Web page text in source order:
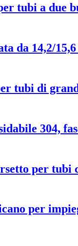
tubi a due
da 14,2/
tubi di
304,
per tubi
per